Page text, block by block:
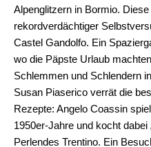
Alpenglitzern in Bormio.
rekordverdächtiger
Castel Gandolfo. Ein
wo die Päpste Urlaub machten
Schlemmen und Schlendern
Susan Piaserico verrät die
Rezepte: Angelo Coassin
1950er-Jahre und kocht dabei
Perlendes Trentino. Ein